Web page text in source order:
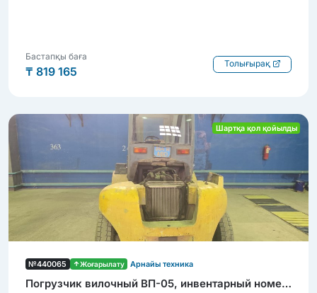
Бастапқы баға
₸ 819 165
Толығырақ
Шартқа қол қойылды
№440065 Жоғарылату Арнайы техника
Погрузчик вилочный ВП-05, инвентарный номер 41701078